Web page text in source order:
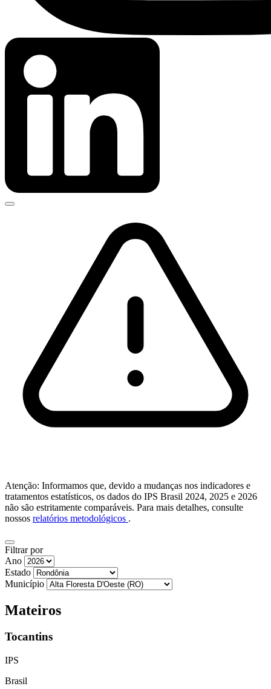
Atenção: Informamos que, devido a mudanças nos indicadores e
tratamentos estatísticos, os dados do IPS Brasil 2024, 2025 e 2026
não são estritamente comparáveis. Para mais detalhes, consulte
nossos relatórios metodológicos .
Filtrar por
Ano
Estado
Município
Mateiros
Tocantins
IPS
Brasil